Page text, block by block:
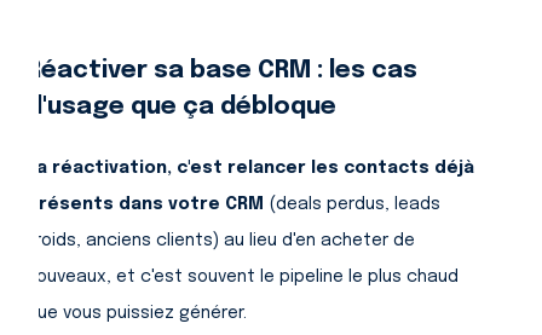
Réactiver sa base CRM : les cas
d'usage que ça débloque
La réactivation, c'est relancer les contacts déjà
présents dans votre CRM (deals perdus, leads
froids, anciens clients) au lieu d'en acheter de
nouveaux, et c'est souvent le pipeline le plus chaud
que vous puissiez générer.